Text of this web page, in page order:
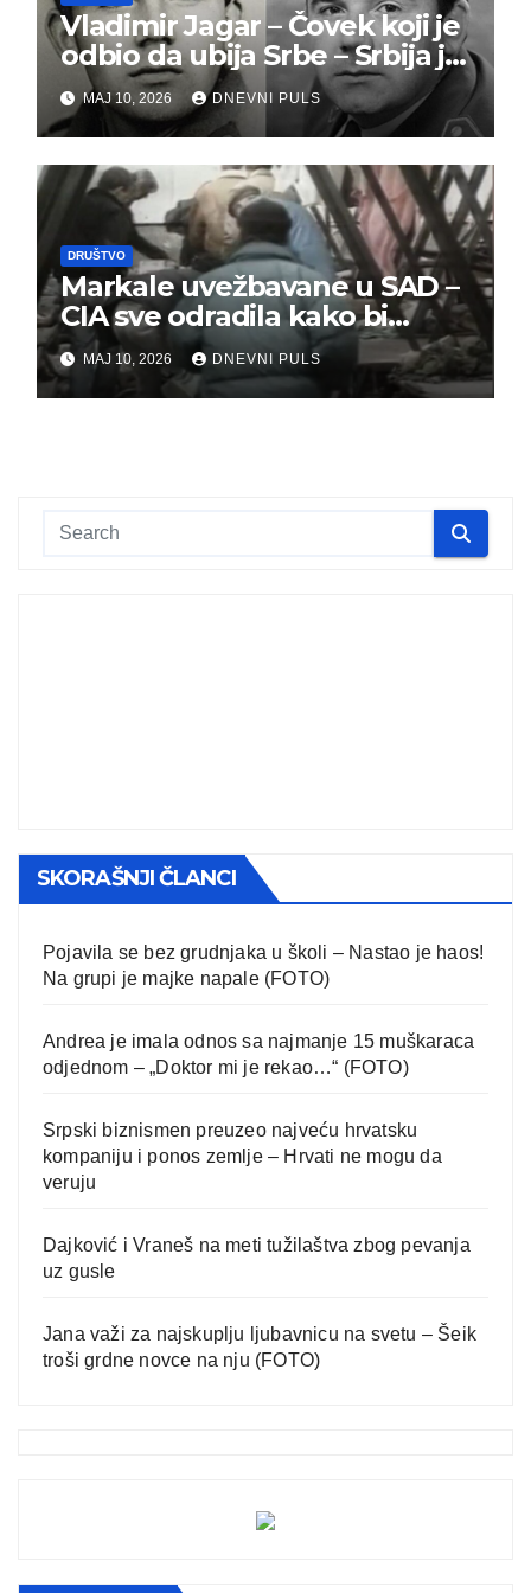
Vladimir Jagar – Čovek koji je
odbio da ubija Srbe – Srbija je
dužna da ga pamti
MAJ 10, 2026 DNEVNI PULS
DRUŠTVO
Markale uvežbavane u SAD –
CIA sve odradila kako bi
optužili Srbe
MAJ 10, 2026 DNEVNI PULS
SKORAŠNJI ČLANCI
Pojavila se bez grudnjaka u školi – Nastao je haos!
Na grupi je majke napale (FOTO)
Andrea je imala odnos sa najmanje 15 muškaraca
odjednom – „Doktor mi je rekao…“ (FOTO)
Srpski biznismen preuzeo najveću hrvatsku
kompaniju i ponos zemlje – Hrvati ne mogu da
veruju
Dajković i Vraneš na meti tužilaštva zbog pevanja
uz gusle
Jana važi za najskuplju ljubavnicu na svetu – Šeik
troši grdne novce na nju (FOTO)